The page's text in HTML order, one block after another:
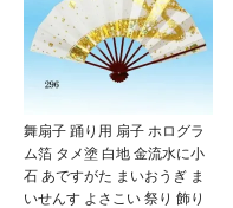
舞扇子 踊り用 扇子 ホログラ
ム箔 タメ塗 白地 金流水に小
石 あですがた まいおうぎ ま
いせんす よさこい 祭り 飾り